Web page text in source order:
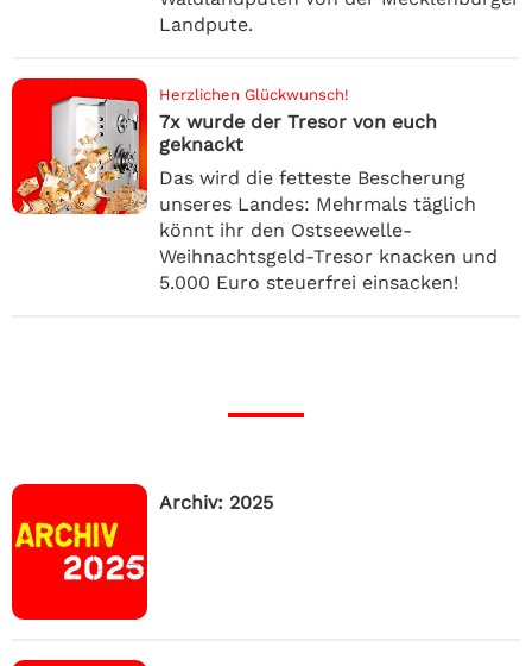
Landpute.
Herzlichen Glückwunsch!
7x wurde der Tresor von euch
geknackt
Das wird die fetteste Bescherung
unseres Landes: Mehrmals täglich
könnt ihr den Ostseewelle-
Weihnachtsgeld-Tresor knacken und
5.000 Euro steuerfrei einsacken!
Archiv: 2025